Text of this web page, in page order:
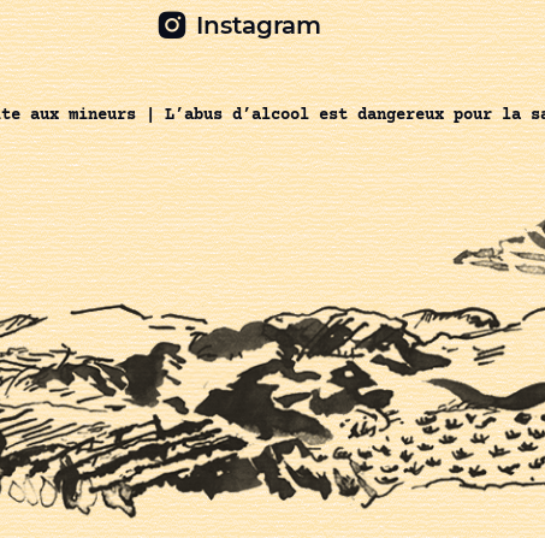
Instagram
mineurs | L’abus d’alcool est dangereux pour la